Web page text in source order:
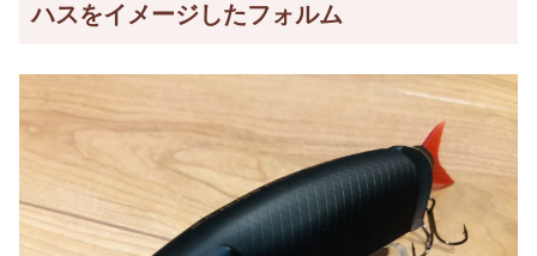
ハスをイメージしたフォルム